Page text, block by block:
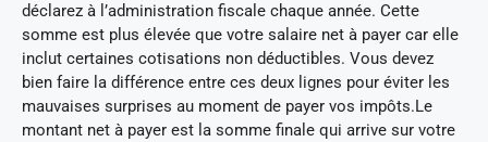
déclarez à l’administration fiscale chaque année. Cette
somme est plus élevée que votre salaire net à payer car elle
inclut certaines cotisations non déductibles. Vous devez
bien faire la différence entre ces deux lignes pour éviter les
mauvaises surprises au moment de payer vos impôts.Le
montant net à payer est la somme finale qui arrive sur votre